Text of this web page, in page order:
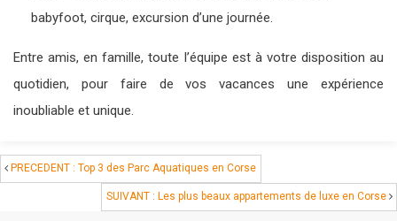
babyfoot, cirque, excursion d’une journée.
Entre amis, en famille, toute l’équipe est à votre disposition au
quotidien, pour faire de vos vacances une expérience
inoubliable et unique.
PRECEDENT : Top 3 des Parc Aquatiques en Corse
SUIVANT : Les plus beaux appartements de luxe en Corse